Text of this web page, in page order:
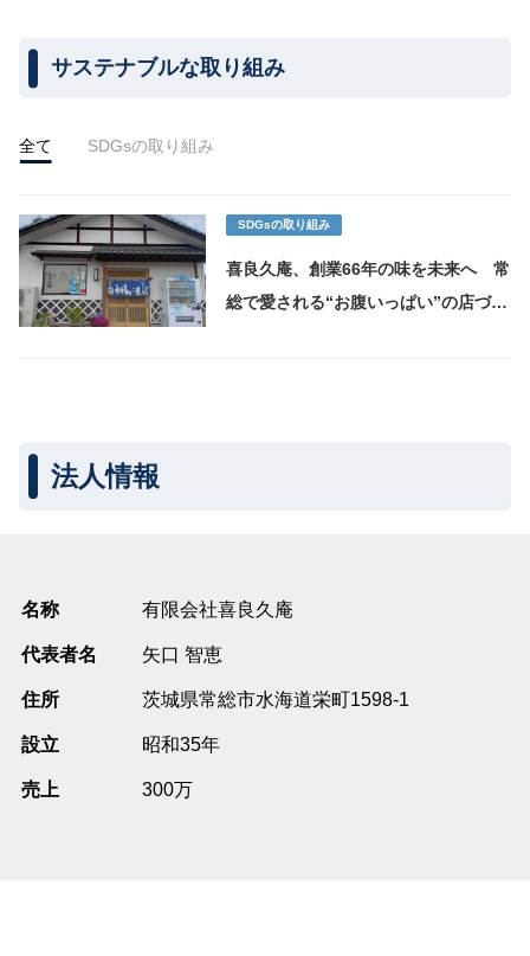
サステナブルな取り組み
全て SDGsの取り組み
SDGsの取り組み
喜良久庵、創業66年の味を未来へ 常
総で愛される“お腹いっぱい”の店づく
法人情報
名称 有限会社喜良久庵
代表者名 矢口 智恵
住所 茨城県常総市水海道栄町1598-1
設立 昭和35年
売上 300万